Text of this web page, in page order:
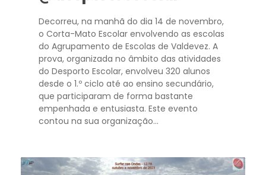
Decorreu, na manhã do dia 14 de novembro,
o Corta-Mato Escolar envolvendo as escolas
do Agrupamento de Escolas de Valdevez. A
prova, organizada no âmbito das atividades
do Desporto Escolar, envolveu 320 alunos
desde o 1.º ciclo até ao ensino secundário,
que participaram de forma bastante
empenhada e entusiasta. Este evento
contou na sua organização...